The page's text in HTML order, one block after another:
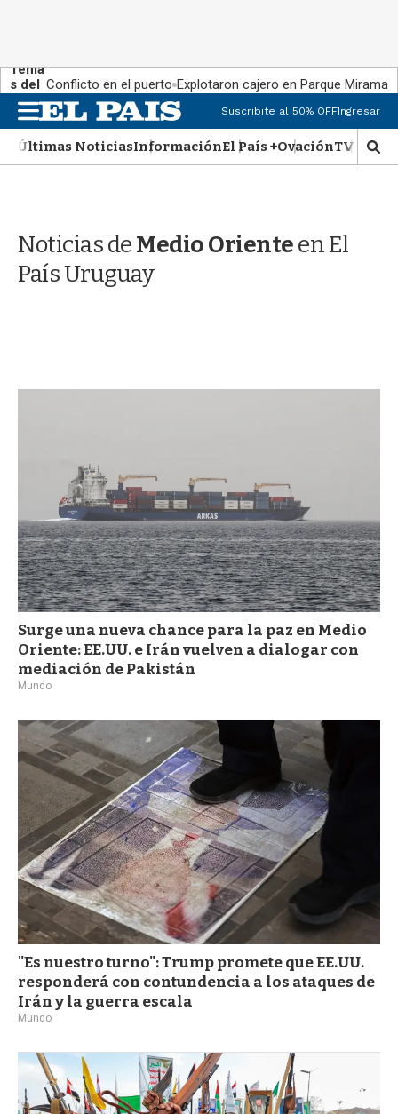
Tema
s del
día:
Conflicto en el puerto Explotaron cajero en Parque Miramar
M
e
n
u
Suscribite al 50% OFFIngresar
Últimas NoticiasInformaciónEl País +OvaciónTV Show
M
o
d
Noticias deMedio Orienteen El
País Uruguay
Surge una nueva chance para la paz en Medio
Oriente: EE.UU. e Irán vuelven a dialogar con
mediación de Pakistán
Mundo
"Es nuestro turno": Trump promete que EE.UU.
responderá con contundencia a los ataques de
Irán y la guerra escala
Mundo